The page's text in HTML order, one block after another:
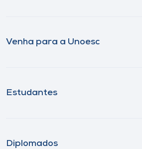
Venha para a Unoesc
Estudantes
Diplomados